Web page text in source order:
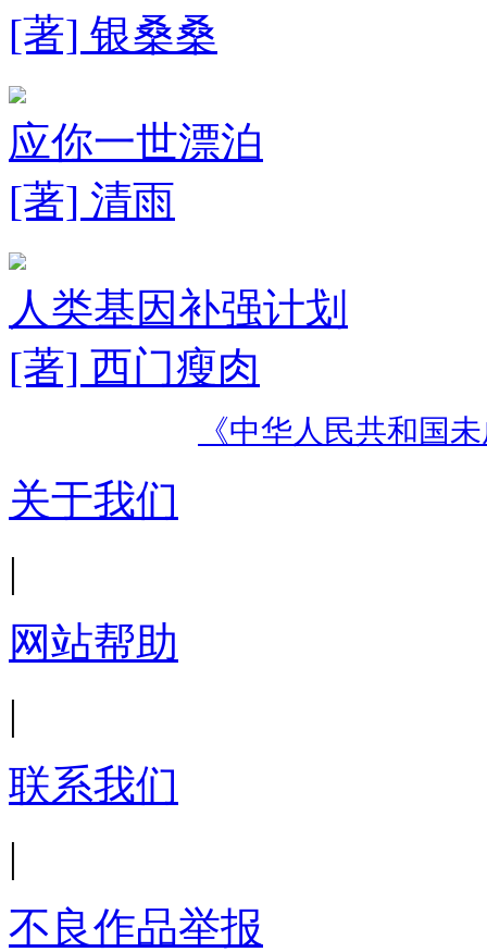
[著] 银桑桑
应你一世漂泊
[著] 清雨
人类基因补强计划
[著] 西门瘦肉
《中华人民共和国
关于我们
|
网站帮助
|
联系我们
|
不良作品举报